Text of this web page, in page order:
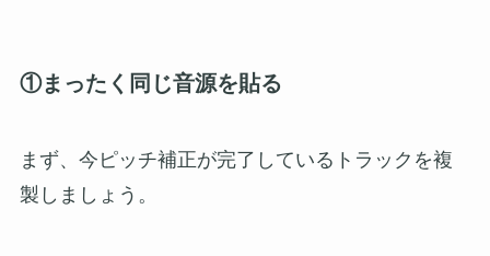
①まったく同じ音源を貼る
まず、今ピッチ補正が完了しているトラックを複
製しましょう。